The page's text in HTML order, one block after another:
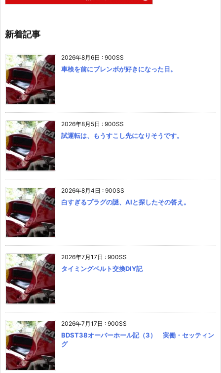
新着記事
2026年8月6日 : 900SS
車検を前にブレンボが好きになった日。
2026年8月5日 : 900SS
試運転は、もうすこし先になりそうです。
2026年8月4日 : 900SS
白すぎるプラグの謎、AIと探したその答え。
2026年7月17日 : 900SS
タイミングベルト交換DIY記
2026年7月17日 : 900SS
BDST38オーバーホール記（3） 実働・セッティン
グ